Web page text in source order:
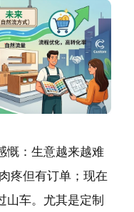
慨：生意越来越难
疼但有订单；现在
山车。尤其是定制